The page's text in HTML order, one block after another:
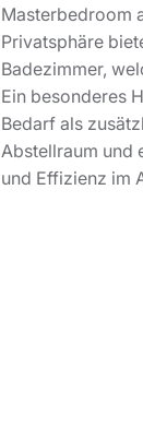
Masterbedroom
Privatsphäre
Badezimmer,
Ein besonderes
Bedarf als
Abstellraum und
und Effizienz im